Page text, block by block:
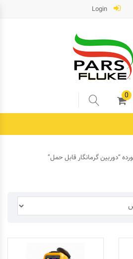
0
“دوربین گرمانگار قابل حمل”